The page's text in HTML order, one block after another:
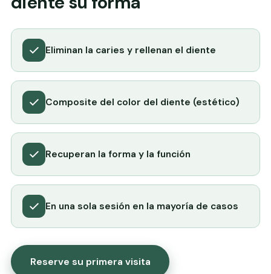
Eliminan la caries y rellenan el diente
Composite del color del diente (estético)
Recuperan la forma y la función
En una sola sesión en la mayoría de casos
Reserve su primera visita